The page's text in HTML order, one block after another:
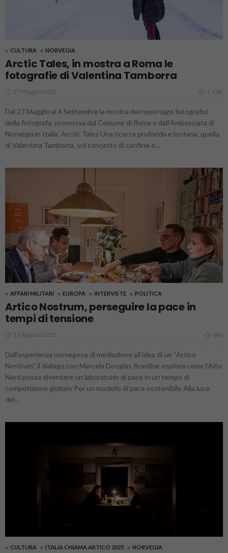
CULTURA NORVEGIA
Arctic Tales, in mostra a Roma le
fotografie di Valentina Tamborra
27 Maggio 2022 1.54K
Dal 27 Maggio al 4 Settembre la mostra dei reportage fotografici
della fotografa, promossa dal Comune di Roma e dall'Ambasciata di
Norvegia in Italia. Arctic Tales Una ricerca profonda e lontana, quella
di Valentina Tamborra, sul concetto di confine e...
AFFARI MILITARI EUROPA INTERVISTE POLITICA
Artico Nostrum, perseguire la pace in
tempi di tensione
11 Agosto 2025 488
Dall’esperienza norvegese di mediazione all’idea di un “Artico
Nostrum”, il dialogo con Marcela Douglas Aranibar esplora come l’Alto
Nord possa diventare un laboratorio di pace in un tempo di
competizione globale Per un modello di pace sostenibile Alla luce
del...
CULTURA ITALIA CHIAMA ARTICO 2025 NORVEGIA